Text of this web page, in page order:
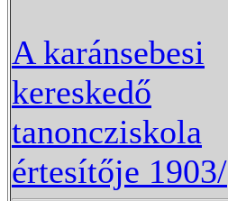
A karánsebesi
kereskedő
tanoncziskola
értesítője 1903/